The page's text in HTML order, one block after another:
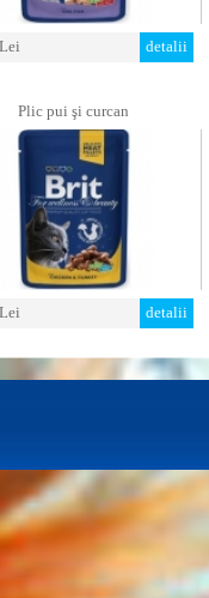
detalii
Plic pui şi curcan
detalii